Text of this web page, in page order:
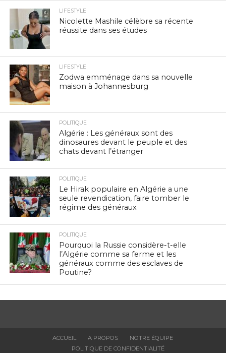
LIFESTYLE
Nicolette Mashile célèbre sa récente
réussite dans ses études
LIFESTYLE
Zodwa emménage dans sa nouvelle
maison à Johannesburg
POLITIQUE
Algérie : Les généraux sont des
dinosaures devant le peuple et des
chats devant l’étranger
POLITIQUE
Le Hirak populaire en Algérie a une
seule revendication, faire tomber le
régime des généraux
POLITIQUE
Pourquoi la Russie considère-t-elle
l’Algérie comme sa ferme et les
généraux comme des esclaves de
Poutine?
ACCUEIL A PROPOS
NOTRE ÉQUIPE
POLITIQUE DE CONFIDENTIALITÉ